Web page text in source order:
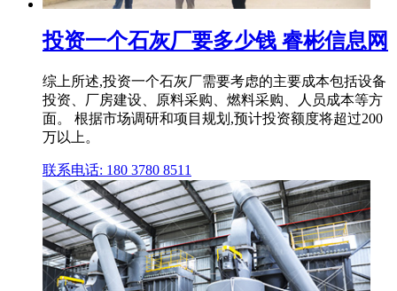
投资一个石灰厂要多少钱 睿彬信息网
综上所述,投资一个石灰厂需要考虑的主要成本包括设备
投资、厂房建设、原料采购、燃料采购、人员成本等方
面。 根据市场调研和项目规划,预计投资额度将超过200
万以上。
联系电话: 180 3780 8511